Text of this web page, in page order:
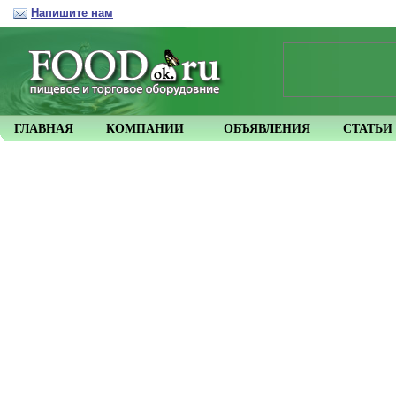
ГЛАВНАЯ КОМПАНИИ ОБЪЯВЛЕНИЯ СТАТЬИ
Напишите нам